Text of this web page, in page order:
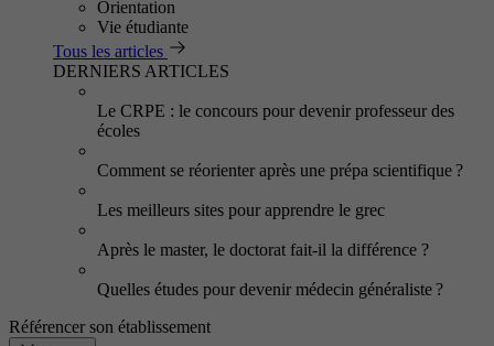
Orientation
Vie étudiante
Tous les articles
DERNIERS ARTICLES
Le CRPE : le concours pour devenir professeur des
écoles
Comment se réorienter après une prépa scientifique ?
Les meilleurs sites pour apprendre le grec
Après le master, le doctorat fait-il la différence ?
Quelles études pour devenir médecin généraliste ?
Référencer son établissement